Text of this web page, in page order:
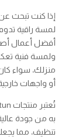
إذا كنت تبحث
لمسة راقية
أفضل أعمال
ولمسة فنية
منزلك، سواء
أو واجهات
به من جودة
تنظيف، مما